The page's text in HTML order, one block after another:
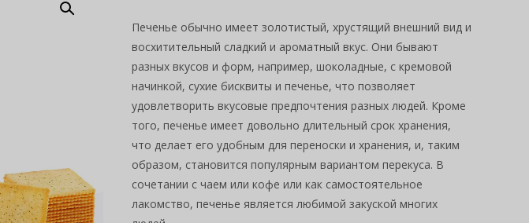
Печенье обычно имеет золотистый, хрустящий внешний вид и
восхитительный сладкий и ароматный вкус. Они бывают
разных вкусов и форм, например, шоколадные, с кремовой
начинкой, сухие бисквиты и печенье, что позволяет
удовлетворить вкусовые предпочтения разных людей. Кроме
того, печенье имеет довольно длительный срок хранения,
что делает его удобным для переноски и хранения, и, таким
образом, становится популярным вариантом перекуса. В
сочетании с чаем или кофе или как самостоятельное
лакомство, печенье является любимой закуской многих